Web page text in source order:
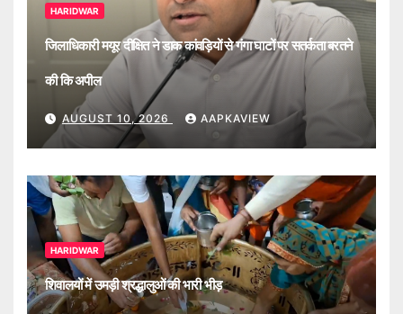
HARIDWAR
जिलाधिकारी मयूर दीक्षित ने डाक कांवड़ियों से गंगा घाटों पर सतर्कता बरतने
की कि अपील
AUGUST 10, 2026 AAPKAVIEW
HARIDWAR
शिवालयों में उमड़ी श्रद्धालुओं की भारी भीड़